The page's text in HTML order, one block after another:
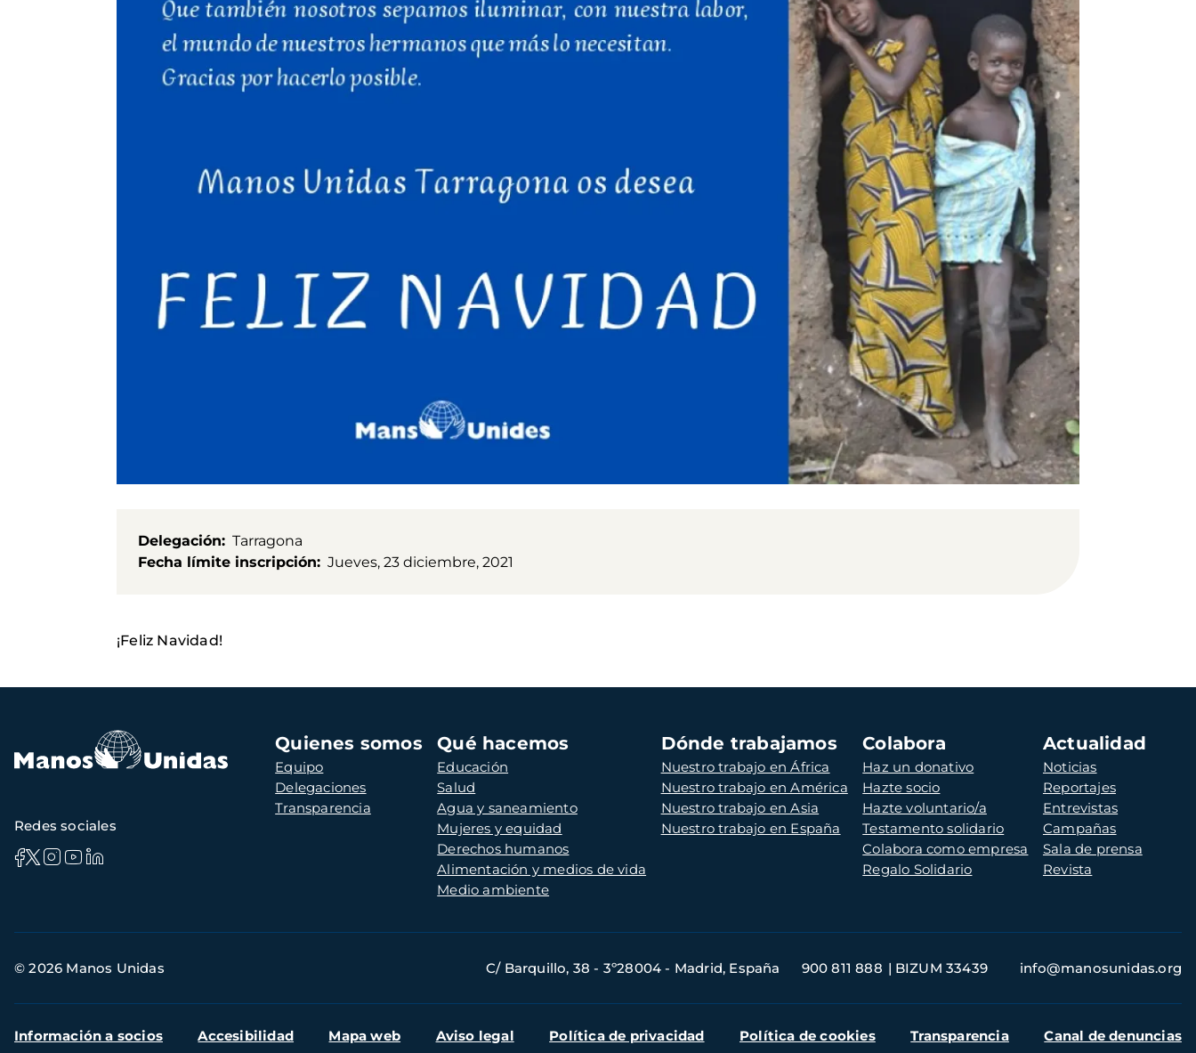
Delegación
Tarragona
Fecha límite inscripción
Jueves, 23 diciembre, 2021
¡Feliz Navidad!
Navegación
principal
Quienes somos
Equipo
Delegaciones
Transparencia
Qué hacemos
Educación
Salud
Agua y saneamiento
Mujeres y equidad
Derechos humanos
Alimentación y medios de vida
Medio ambiente
Dónde trabajamos
Nuestro trabajo en África
Nuestro trabajo en América
Nuestro trabajo en Asia
Nuestro trabajo en España
Colabora
Haz un donativo
Hazte socio
Hazte voluntario/a
Testamento solidario
Colabora como empresa
Regalo Solidario
Actualidad
Noticias
Reportajes
Entrevistas
Campañas
Sala de prensa
Revista
Redes sociales
de
© 2026 Manos Unidas C/ Barquillo, 38 - 3º28004 - Madrid, España 900 811 888 BIZUM 33439 info@manosunidas.org
Menú
Información a socios Accesibilidad Mapa web Aviso legal Política de privacidad Política de cookies Transparencia Canal de denuncias